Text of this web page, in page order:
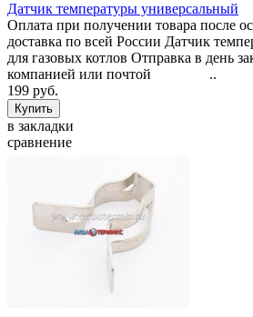
Датчик температуры универсальный
Оплата при получении товара после
доставка по всей России Датчик
для газовых котлов Отправка в день
компанией или почтой ..
199 руб.
в закладки
сравнение